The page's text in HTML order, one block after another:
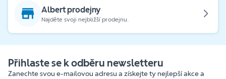
Albert prodejny
Najděte svoji nejbližší prodejnu.
Přihlaste se k odběru newsletteru
Zanechte svou e-mailovou adresu a získejte ty nejlepší akce a